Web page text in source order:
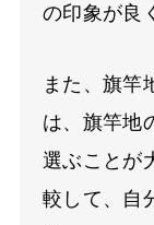
の印象が良
また、旗竿
は、旗竿地
選ぶことが
較して、自